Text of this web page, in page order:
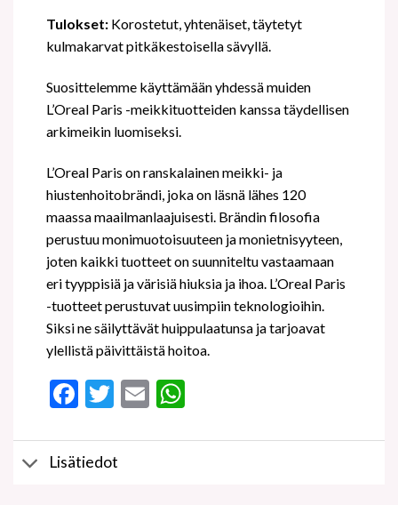
Tulokset: Korostetut, yhtenäiset, täytetyt
kulmakarvat pitkäkestoisella sävyllä.
Suosittelemme käyttämään yhdessä muiden
L’Oreal Paris -meikkituotteiden kanssa täydellisen
arkimeikin luomiseksi.
L’Oreal Paris on ranskalainen meikki- ja
hiustenhoitobrändi, joka on läsnä lähes 120
maassa maailmanlaajuisesti. Brändin filosofia
perustuu monimuotoisuuteen ja monietnisyyteen,
joten kaikki tuotteet on suunniteltu vastaamaan
eri tyyppisiä ja värisiä hiuksia ja ihoa. L’Oreal Paris
-tuotteet perustuvat uusimpiin teknologioihin.
Siksi ne säilyttävät huippulaatunsa ja tarjoavat
ylellistä päivittäistä hoitoa.
Facebook
Twitter
EmailWhatsApp
Lisätiedot